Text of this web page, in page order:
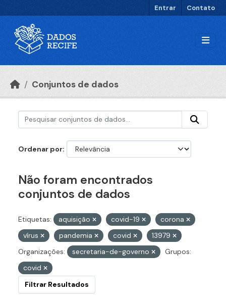
Entrar Contato
Conjuntos de dados
Ordenar por
Não foram encontrados
conjuntos de dados
Etiquetas: aquisição covid-19
corona
vírus
pandemia covid
13979
Organizações:
secretaria-de-governo
Grupos:
covid
Filtrar Resultados